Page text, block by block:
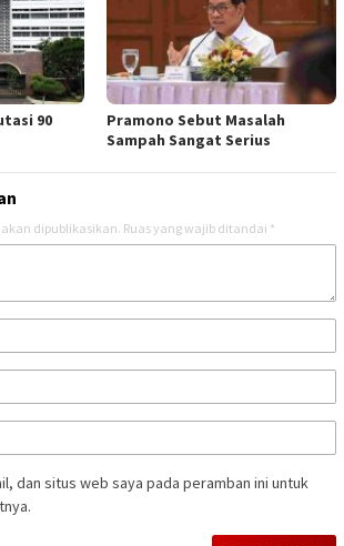
90
Pramono Sebut Masalah
Sampah Sangat Serius
dipublikasikan. Ruas yang wajib ditandai *
dan situs web saya pada peramban ini untuk